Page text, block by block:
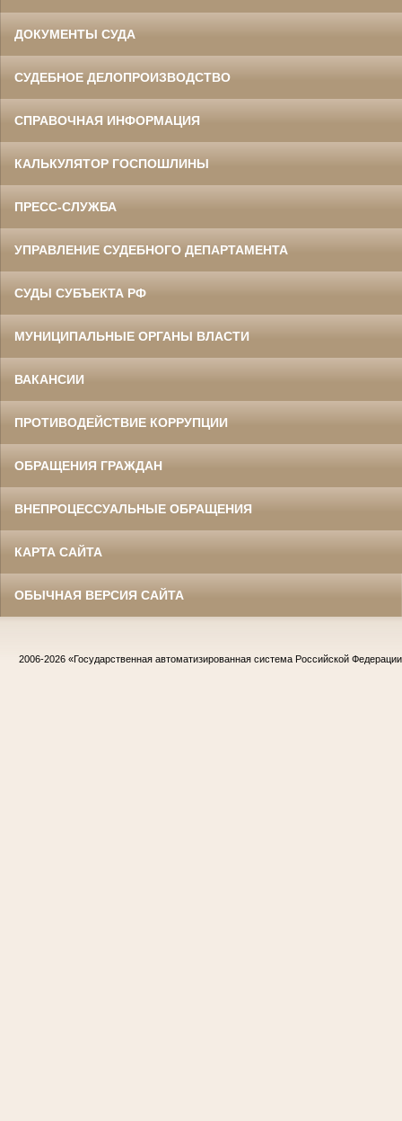
ДОКУМЕНТЫ СУДА
СУДЕБНОЕ ДЕЛОПРОИЗВОДСТВО
СПРАВОЧНАЯ ИНФОРМАЦИЯ
КАЛЬКУЛЯТОР ГОСПОШЛИНЫ
ПРЕСС-СЛУЖБА
УПРАВЛЕНИЕ СУДЕБНОГО ДЕПАРТАМЕНТА
СУДЫ СУБЪЕКТА РФ
МУНИЦИПАЛЬНЫЕ ОРГАНЫ ВЛАСТИ
ВАКАНСИИ
ПРОТИВОДЕЙСТВИЕ КОРРУПЦИИ
ОБРАЩЕНИЯ ГРАЖДАН
ВНЕПРОЦЕССУАЛЬНЫЕ ОБРАЩЕНИЯ
КАРТА САЙТА
ОБЫЧНАЯ ВЕРСИЯ САЙТА
2006-2026 «Государственная автоматизированная система Российской